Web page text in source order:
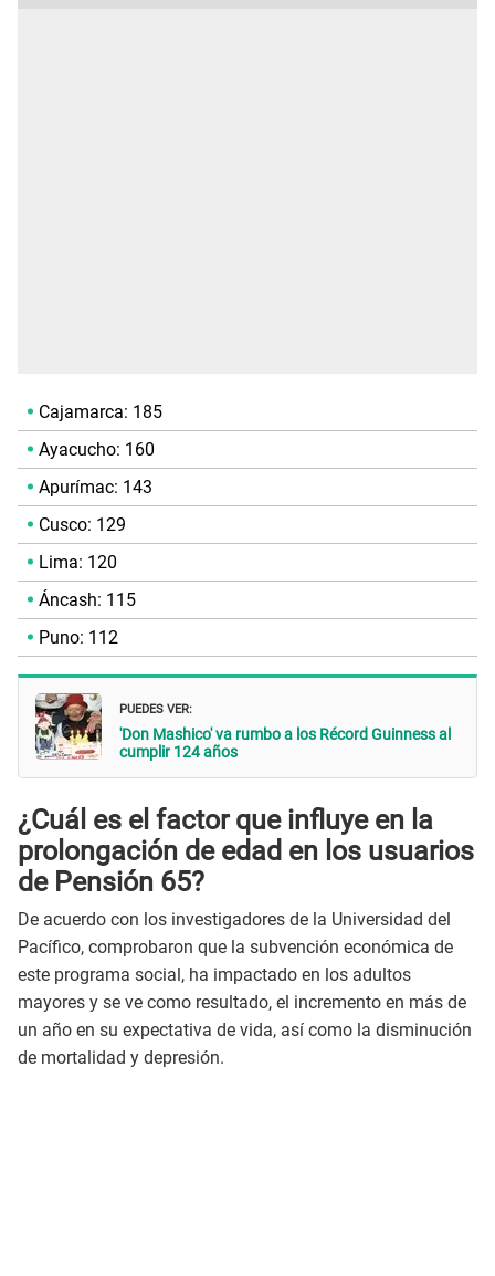
Cajamarca: 185
Ayacucho: 160
Apurímac: 143
Cusco: 129
Lima: 120
Áncash: 115
Puno: 112
PUEDES VER:
'Don Mashico' va rumbo a los Récord Guinness al
cumplir 124 años
¿Cuál es el factor que influye en la
prolongación de edad en los usuarios
de Pensión 65?
De acuerdo con los investigadores de la Universidad del
Pacífico, comprobaron que la subvención económica de
este programa social, ha impactado en los adultos
mayores y se ve como resultado, el incremento en más de
un año en su expectativa de vida, así como la disminución
de mortalidad y depresión.